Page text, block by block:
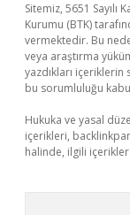
Sitemiz, 5651
Kurumu (BTK)
vermektedir. Bu
veya araştırma
yazdıkları
bu sorumluluğu
Hukuka ve yasal
içerikleri,
halinde, ilgili